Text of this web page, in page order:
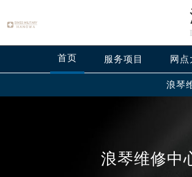
首页 服务项目 网点
浪琴
浪琴维修中